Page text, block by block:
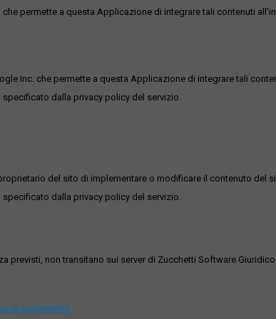
permette a questa Applicazione di integrare tali contenuti
Inc. che permette a questa Applicazione di integrare tali
dalla privacy policy del servizio.
del sito di implementare o modificare il contenuto del
dalla privacy policy del servizio.
non transitano sui server di Zucchetti Software
di-pagamento